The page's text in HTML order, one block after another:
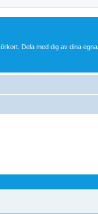
Dela med dig av dina